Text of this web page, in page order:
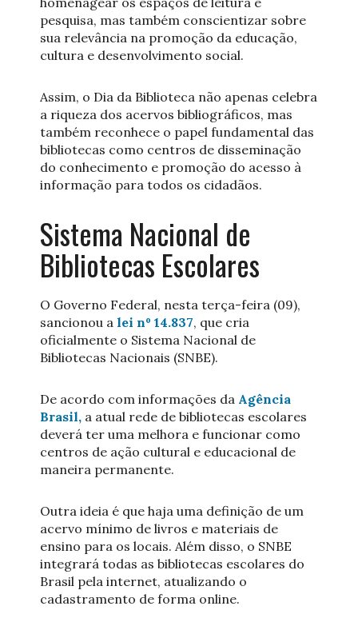
pesquisa, mas também conscientizar sobre
sua relevância na promoção da educação,
cultura e desenvolvimento social.
Assim, o Dia da Biblioteca não apenas celebra
a riqueza dos acervos bibliográficos, mas
também reconhece o papel fundamental das
bibliotecas como centros de disseminação
do conhecimento e promoção do acesso à
informação para todos os cidadãos.
Sistema Nacional de
Bibliotecas Escolares
O Governo Federal, nesta terça-feira (09),
sancionou a lei nº 14.837, que cria
oficialmente o Sistema Nacional de
Bibliotecas Nacionais (SNBE).
De acordo com informações da Agência
Brasil, a atual rede de bibliotecas escolares
deverá ter uma melhora e funcionar como
centros de ação cultural e educacional de
maneira permanente.
Outra ideia é que haja uma definição de um
acervo mínimo de livros e materiais de
ensino para os locais. Além disso, o SNBE
integrará todas as bibliotecas escolares do
Brasil pela internet, atualizando o
cadastramento de forma online.